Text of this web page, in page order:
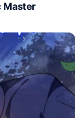
Master